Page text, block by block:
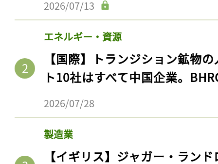
2026/07/13
エネルギー・資源
【国際】トランジション鉱物
ト10社はすべて中国企業。
2026/07/28
製造業
【イギリス】ジャガー・ラン